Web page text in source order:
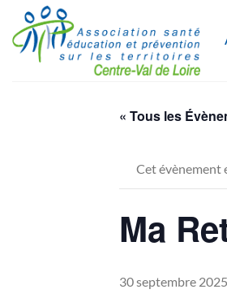
Passer
contenu
« Tous les
Cet évènement
Ma
30 septembre